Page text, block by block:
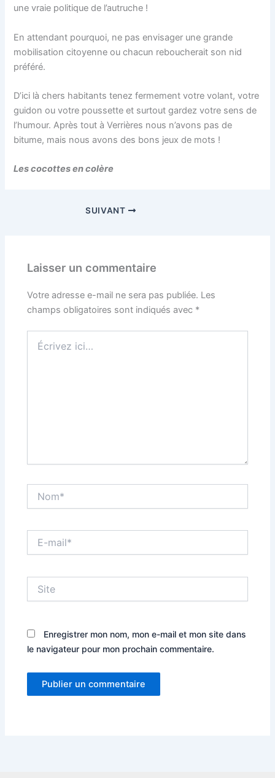
une vraie politique de l’autruche !
En attendant pourquoi, ne pas envisager une grande
mobilisation citoyenne ou chacun reboucherait son nid
préféré.
D’ici là chers habitants tenez fermement votre volant, votre
guidon ou votre poussette et surtout gardez votre sens de
l’humour. Après tout à Verrières nous n’avons pas de
bitume, mais nous avons des bons jeux de mots !
Les cocottes en colère
SUIVANT
Laisser un commentaire
Votre adresse e-mail ne sera pas publiée. Les
champs obligatoires sont indiqués avec *
ici…
mail*
Enregistrer mon nom, mon e-mail et mon site dans
le navigateur pour mon prochain commentaire.